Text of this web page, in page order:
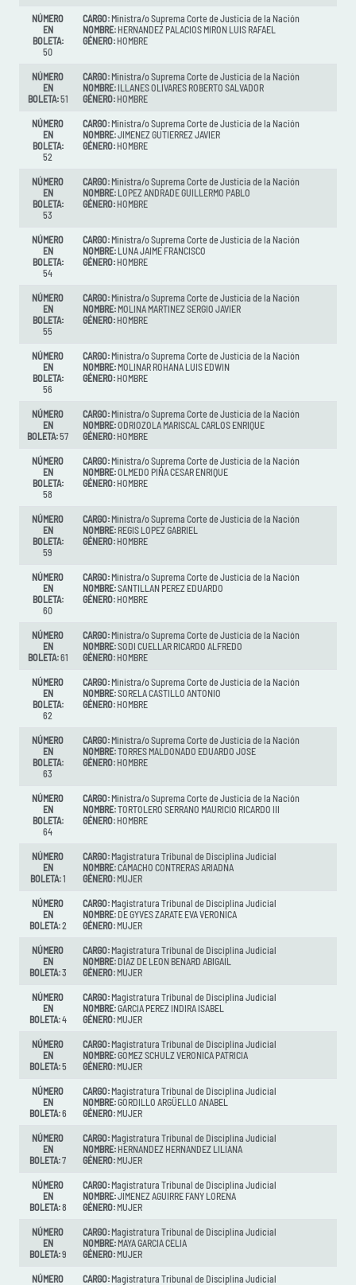
NÚMERO
EN
BOLETA:
50
CARGO: Ministra/o Suprema Corte de Justicia de la Nación
NOMBRE: HERNANDEZ PALACIOS MIRON LUIS RAFAEL
GÉNERO: HOMBRE
NÚMERO
EN
BOLETA:51
CARGO: Ministra/o Suprema Corte de Justicia de la Nación
NOMBRE: ILLANES OLIVARES ROBERTO SALVADOR
GÉNERO: HOMBRE
NÚMERO
EN
BOLETA:
52
CARGO: Ministra/o Suprema Corte de Justicia de la Nación
NOMBRE:JIMENEZ GUTIERREZ JAVIER
GÉNERO: HOMBRE
NÚMERO
EN
BOLETA:
53
CARGO: Ministra/o Suprema Corte de Justicia de la Nación
NOMBRE: LOPEZ ANDRADE GUILLERMO PABLO
GÉNERO: HOMBRE
NÚMERO
EN
BOLETA:
54
CARGO: Ministra/o Suprema Corte de Justicia de la Nación
NOMBRE: LUNA JAIME FRANCISCO
GÉNERO: HOMBRE
NÚMERO
EN
BOLETA:
55
CARGO: Ministra/o Suprema Corte de Justicia de la Nación
NOMBRE: MOLINA MARTINEZ SERGIO JAVIER
GÉNERO: HOMBRE
NÚMERO
EN
BOLETA:
56
CARGO: Ministra/o Suprema Corte de Justicia de la Nación
NOMBRE: MOLINAR ROHANA LUIS EDWIN
GÉNERO: HOMBRE
NÚMERO
EN
BOLETA:57
CARGO: Ministra/o Suprema Corte de Justicia de la Nación
NOMBRE:ODRIOZOLA MARISCAL CARLOS ENRIQUE
GÉNERO: HOMBRE
NÚMERO
EN
BOLETA:
58
CARGO: Ministra/o Suprema Corte de Justicia de la Nación
NOMBRE:OLMEDO PIÑA CESAR ENRIQUE
GÉNERO: HOMBRE
NÚMERO
EN
BOLETA:
59
CARGO: Ministra/o Suprema Corte de Justicia de la Nación
NOMBRE: REGIS LOPEZ GABRIEL
GÉNERO: HOMBRE
NÚMERO
EN
BOLETA:
60
CARGO: Ministra/o Suprema Corte de Justicia de la Nación
NOMBRE:SANTILLAN PEREZ EDUARDO
GÉNERO: HOMBRE
NÚMERO
EN
BOLETA:61
CARGO: Ministra/o Suprema Corte de Justicia de la Nación
NOMBRE:SODI CUELLAR RICARDO ALFREDO
GÉNERO: HOMBRE
NÚMERO
EN
BOLETA:
62
CARGO: Ministra/o Suprema Corte de Justicia de la Nación
NOMBRE:SORELA CASTILLO ANTONIO
GÉNERO: HOMBRE
NÚMERO
EN
BOLETA:
63
CARGO: Ministra/o Suprema Corte de Justicia de la Nación
NOMBRE:TORRES MALDONADO EDUARDO JOSE
GÉNERO: HOMBRE
NÚMERO
EN
BOLETA:
64
CARGO: Ministra/o Suprema Corte de Justicia de la Nación
NOMBRE:TORTOLERO SERRANO MAURICIO RICARDO III
GÉNERO: HOMBRE
NÚMERO
EN
BOLETA:1
CARGO: Magistratura Tribunal de Disciplina Judicial
NOMBRE:CAMACHO CONTRERAS ARIADNA
GÉNERO: MUJER
NÚMERO
EN
BOLETA:2
CARGO: Magistratura Tribunal de Disciplina Judicial
NOMBRE: DE GYVES ZARATE EVA VERONICA
GÉNERO: MUJER
NÚMERO
EN
BOLETA:3
CARGO: Magistratura Tribunal de Disciplina Judicial
NOMBRE: DIAZ DE LEON BENARD ABIGAIL
GÉNERO: MUJER
NÚMERO
EN
BOLETA:4
CARGO: Magistratura Tribunal de Disciplina Judicial
NOMBRE:GARCIA PEREZ INDIRA ISABEL
GÉNERO: MUJER
NÚMERO
EN
BOLETA:5
CARGO: Magistratura Tribunal de Disciplina Judicial
NOMBRE:GOMEZ SCHULZ VERONICA PATRICIA
GÉNERO: MUJER
NÚMERO
EN
BOLETA:6
CARGO: Magistratura Tribunal de Disciplina Judicial
NOMBRE:GORDILLO ARGÜELLO ANABEL
GÉNERO: MUJER
NÚMERO
EN
BOLETA:7
CARGO: Magistratura Tribunal de Disciplina Judicial
NOMBRE: HERNANDEZ HERNANDEZ LILIANA
GÉNERO: MUJER
NÚMERO
EN
BOLETA:8
CARGO: Magistratura Tribunal de Disciplina Judicial
NOMBRE:JIMENEZ AGUIRRE FANY LORENA
GÉNERO: MUJER
NÚMERO
EN
BOLETA:9
CARGO: Magistratura Tribunal de Disciplina Judicial
NOMBRE: MAYA GARCIA CELIA
GÉNERO: MUJER
NÚMERO
CARGO: Magistratura Tribunal de Disciplina Judicial